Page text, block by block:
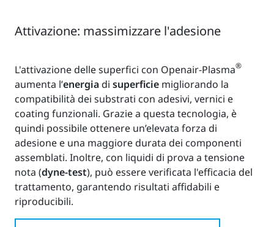
Attivazione: massimizzare l'adesione
L'attivazione delle superfici con Openair-Plasma®
aumenta l’energiadi superficie migliorando la
compatibilità dei substrati con adesivi, vernici e
coating funzionali. Grazie a questa tecnologia, è
quindi possibile ottenere un’elevata forza di
adesione e una maggiore durata dei componenti
assemblati. Inoltre, con liquidi di prova a tensione
nota (dyne-test), può essere verificata l'efficacia del
trattamento, garantendo risultati affidabili e
riproducibili.